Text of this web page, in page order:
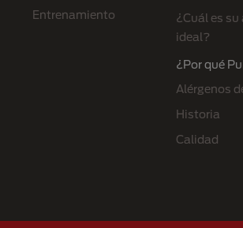
Entrenamiento
¿Cuál es
ideal?
¿Por qué
Alérgenos
Historia
Calidad